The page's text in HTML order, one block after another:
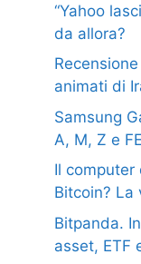
“Yahoo
da allora?
animati di
Samsung
A, M, Z e FE
Il computer
Bitcoin? La
Bitpanda.
asset, ETF